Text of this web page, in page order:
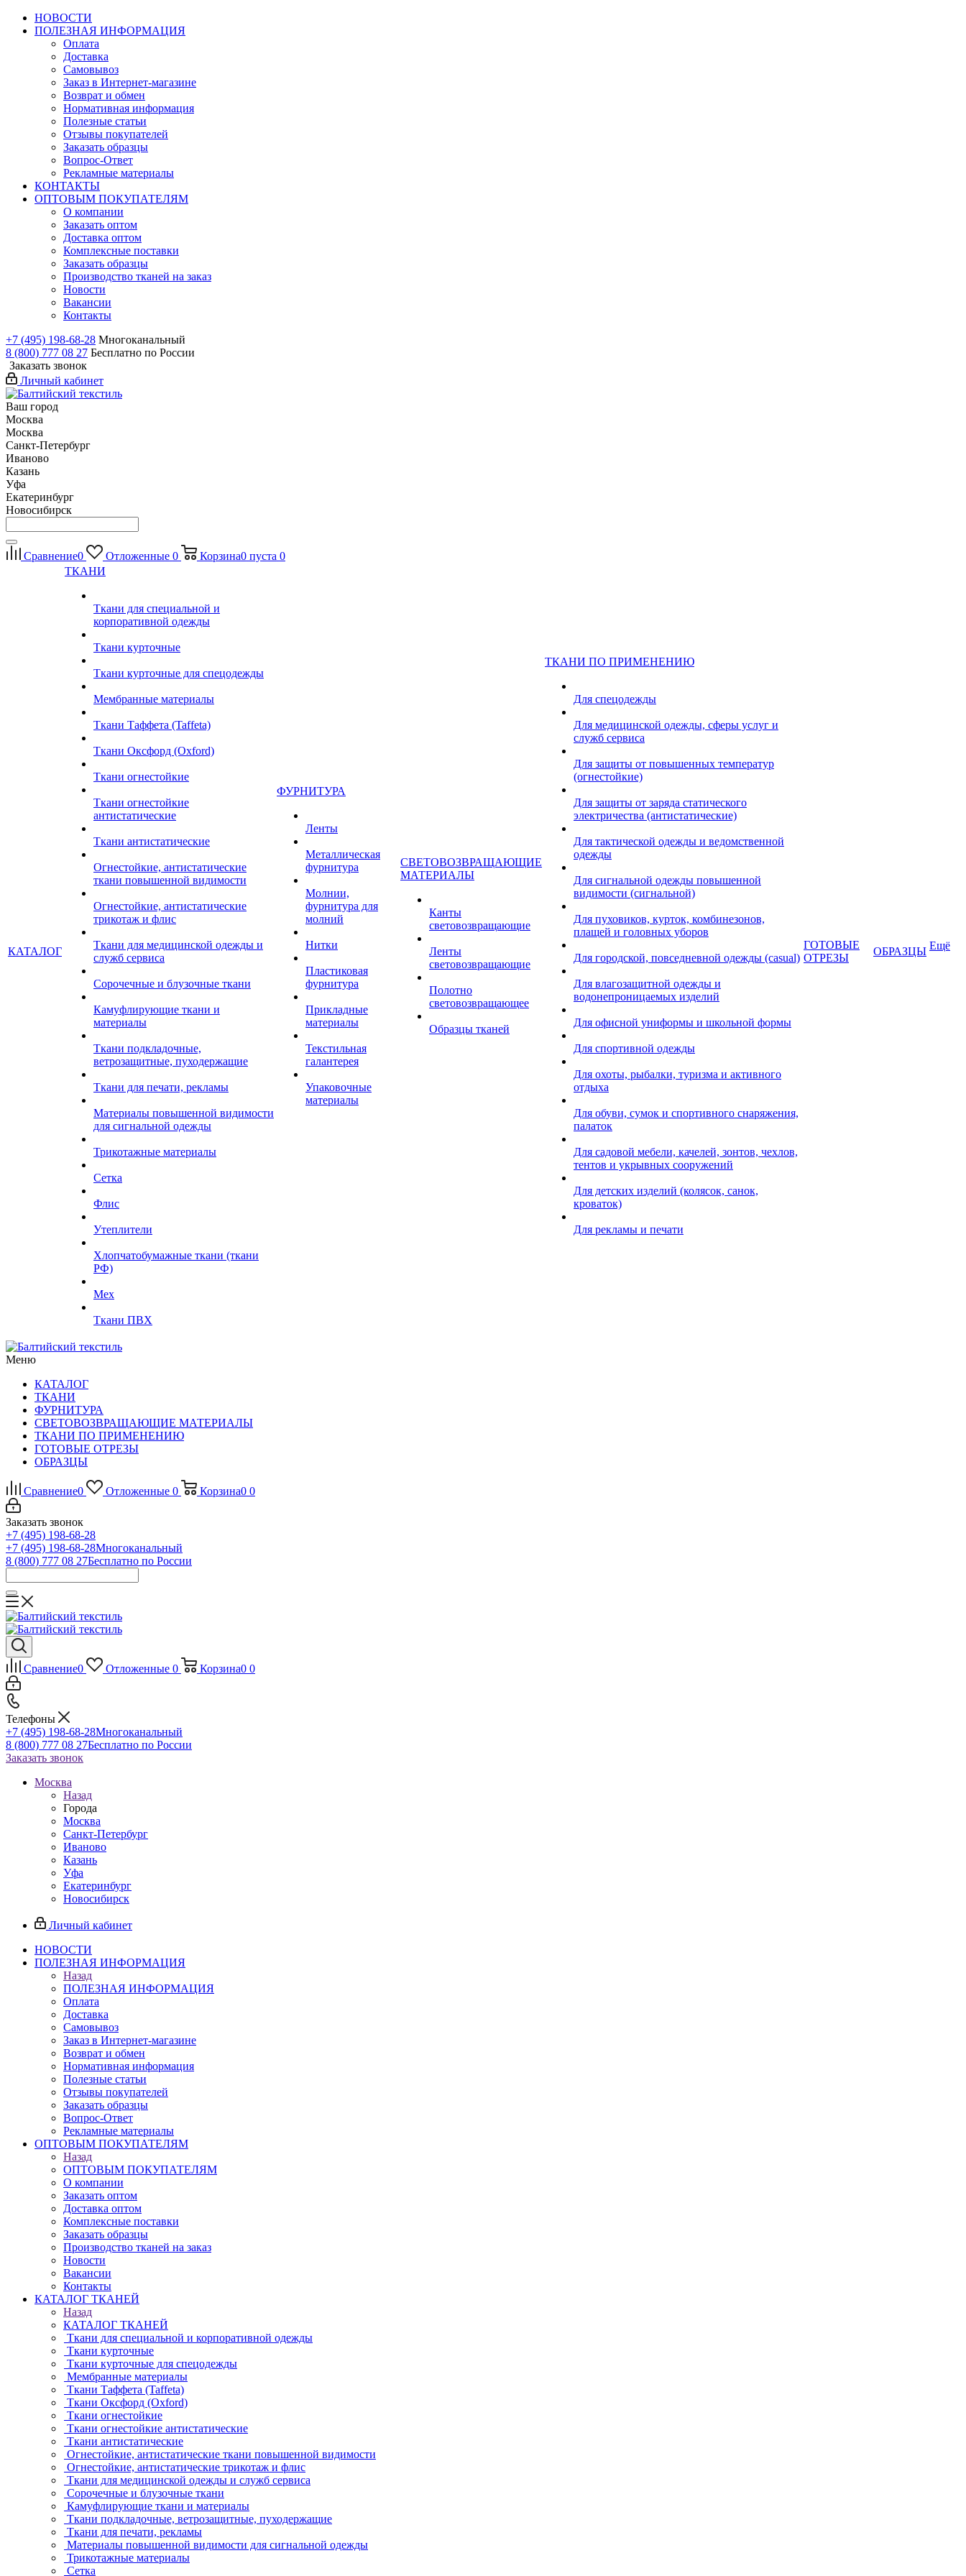
НОВОСТИ
ПОЛЕЗНАЯ ИНФОРМАЦИЯ
Оплата
Доставка
Самовывоз
Заказ в Интернет-магазине
Возврат и обмен
Нормативная информация
Полезные статьи
Отзывы покупателей
Заказать образцы
Вопрос-Ответ
Рекламные материалы
КОНТАКТЫ
ОПТОВЫМ ПОКУПАТЕЛЯМ
О компании
Заказать оптом
Доставка оптом
Комплексные поставки
Заказать образцы
Производство тканей на заказ
Новости
Вакансии
Контакты
+7 (495) 198-68-28 Многоканальный
8 (800) 777 08 27 Бесплатно по России
Заказать звонок
Личный кабинет
Ваш город
Москва
Москва
Санкт-Петербург
Иваново
Казань
Уфа
Екатеринбург
Новосибирск
Сравнение0 Отложенные 0 Корзина0 пуста 0
КАТАЛОГ
ТКАНИ
Ткани для специальной и
корпоративной одежды
Ткани курточные
Ткани курточные для спецодежды
Мембранные материалы
Ткани Таффета (Taffeta)
Ткани Оксфорд (Oxford)
Ткани огнестойкие
Ткани огнестойкие
антистатические
Ткани антистатические
Огнестойкие, антистатические
ткани повышенной видимости
Огнестойкие, антистатические
трикотаж и флис
Ткани для медицинской одежды и
служб сервиса
Сорочечные и блузочные ткани
Камуфлирующие ткани и
материалы
Ткани подкладочные,
ветрозащитные, пуходержащие
Ткани для печати, рекламы
Материалы повышенной видимости
для сигнальной одежды
Трикотажные материалы
Сетка
Флис
Утеплители
Хлопчатобумажные ткани (ткани
РФ)
Мех
Ткани ПВХ
ФУРНИТУРА
Ленты
Металлическая
фурнитура
Молнии,
фурнитура для
молний
Нитки
Пластиковая
фурнитура
Прикладные
материалы
Текстильная
галантерея
Упаковочные
материалы
СВЕТОВОЗВРАЩАЮЩИЕ
МАТЕРИАЛЫ
Канты
световозвращающие
Ленты
световозвращающие
Полотно
световозвращающее
Образцы тканей
ТКАНИ ПО ПРИМЕНЕНИЮ
Для спецодежды
Для медицинской одежды, сферы услуг и
служб сервиса
Для защиты от повышенных температур
(огнестойкие)
Для защиты от заряда статического
электричества (антистатические)
Для тактической одежды и ведомственной
одежды
Для сигнальной одежды повышенной
видимости (сигнальной)
Для пуховиков, курток, комбинезонов,
плащей и головных уборов
Для городской, повседневной одежды (casual)
Для влагозащитной одежды и
водонепроницаемых изделий
Для офисной униформы и школьной формы
Для спортивной одежды
Для охоты, рыбалки, туризма и активного
отдыха
Для обуви, сумок и спортивного снаряжения,
палаток
Для садовой мебели, качелей, зонтов, чехлов,
тентов и укрывных сооружений
Для детских изделий (колясок, санок,
кроваток)
Для рекламы и печати
ГОТОВЫЕ
ОТРЕЗЫ
ОБРАЗЦЫ Ещё
Меню
КАТАЛОГ
ТКАНИ
ФУРНИТУРА
СВЕТОВОЗВРАЩАЮЩИЕ МАТЕРИАЛЫ
ТКАНИ ПО ПРИМЕНЕНИЮ
ГОТОВЫЕ ОТРЕЗЫ
ОБРАЗЦЫ
Сравнение0 Отложенные 0 Корзина0 0
Заказать звонок
+7 (495) 198-68-28
+7 (495) 198-68-28Многоканальный
8 (800) 777 08 27Бесплатно по России
Сравнение0 Отложенные 0 Корзина0 0
Телефоны
+7 (495) 198-68-28Многоканальный
8 (800) 777 08 27Бесплатно по России
Заказать звонок
Москва
Назад
Города
Москва
Санкт-Петербург
Иваново
Казань
Уфа
Екатеринбург
Новосибирск
Личный кабинет
НОВОСТИ
ПОЛЕЗНАЯ ИНФОРМАЦИЯ
Назад
ПОЛЕЗНАЯ ИНФОРМАЦИЯ
Оплата
Доставка
Самовывоз
Заказ в Интернет-магазине
Возврат и обмен
Нормативная информация
Полезные статьи
Отзывы покупателей
Заказать образцы
Вопрос-Ответ
Рекламные материалы
ОПТОВЫМ ПОКУПАТЕЛЯМ
Назад
ОПТОВЫМ ПОКУПАТЕЛЯМ
О компании
Заказать оптом
Доставка оптом
Комплексные поставки
Заказать образцы
Производство тканей на заказ
Новости
Вакансии
Контакты
КАТАЛОГ ТКАНЕЙ
Назад
КАТАЛОГ ТКАНЕЙ
Ткани для специальной и корпоративной одежды
Ткани курточные
Ткани курточные для спецодежды
Мембранные материалы
Ткани Таффета (Taffeta)
Ткани Оксфорд (Oxford)
Ткани огнестойкие
Ткани огнестойкие антистатические
Ткани антистатические
Огнестойкие, антистатические ткани повышенной видимости
Огнестойкие, антистатические трикотаж и флис
Ткани для медицинской одежды и служб сервиса
Сорочечные и блузочные ткани
Камуфлирующие ткани и материалы
Ткани подкладочные, ветрозащитные, пуходержащие
Ткани для печати, рекламы
Материалы повышенной видимости для сигнальной одежды
Трикотажные материалы
Сетка